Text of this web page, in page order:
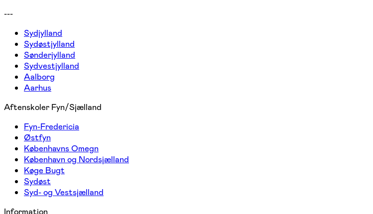
---
Sydjylland
Sydøstjylland
Sønderjylland
Sydvestjylland
Aalborg
Aarhus
Aftenskoler Fyn/Sjælland
Fyn-Fredericia
Østfyn
Københavns Omegn
København og Nordsjælland
Køge Bugt
Sydøst
Syd- og Vestsjælland
Information